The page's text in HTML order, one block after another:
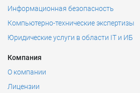
Информационная безопасность
Компьютерно-технические экспертизы
Юридические услуги в области IT и ИБ
Компания
О компании
Лицензии